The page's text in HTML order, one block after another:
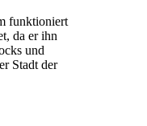
funktioniert
da er ihn
und
Stadt der